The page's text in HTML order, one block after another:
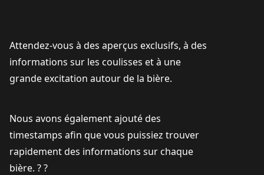
Attendez-vous à des aperçus exclusifs, à des
informations sur les coulisses et à une
grande excitation autour de la bière.
Nous avons également ajouté des
timestamps afin que vous puissiez trouver
rapidement des informations sur chaque
bière. ? ?